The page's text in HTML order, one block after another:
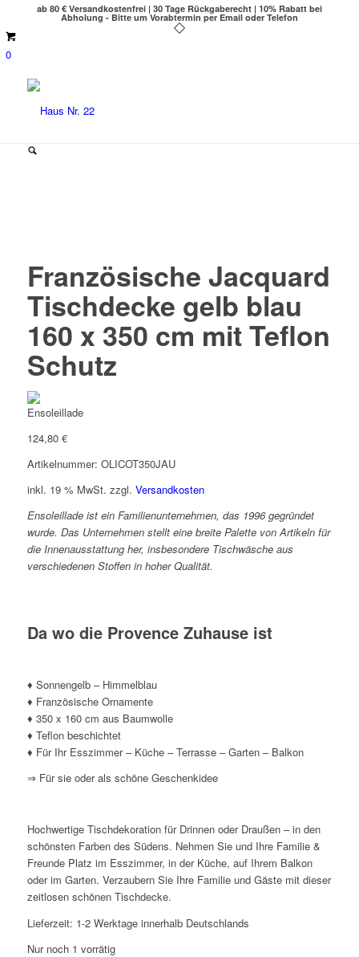
ab 80 € Versandkostenfrei | 30 Tage Rückgaberecht | 10% Rabatt bei
Abholung - Bitte um Vorabtermin per Email oder Telefon
0
Französische Jacquard
Tischdecke gelb blau
160 x 350 cm mit Teflon
Schutz
124,80 €
Artikelnummer: OLICOT350JAU
inkl. 19 % MwSt. zzgl. Versandkosten
Ensoleillade ist ein Familienunternehmen, das 1996 gegründet
wurde. Das Unternehmen stellt eine breite Palette von Artikeln für
die Innenausstattung her, insbesondere Tischwäsche aus
verschiedenen Stoffen in hoher Qualität.
Da wo die Provence Zuhause ist
♦ Sonnengelb – Himmelblau
♦ Französische Ornamente
♦ 350 x 160 cm aus Baumwolle
♦ Teflon beschichtet
♦ Für Ihr Esszimmer – Küche – Terrasse – Garten – Balkon
⇒ Für sie oder als schöne Geschenkidee
Hochwertige Tischdekoration für Drinnen oder Draußen – in den
schönsten Farben des Südens. Nehmen Sie und Ihre Familie &
Freunde Platz im Esszimmer, in der Küche, auf Ihrem Balkon
oder im Garten. Verzaubern Sie Ihre Familie und Gäste mit dieser
zeitlosen schönen Tischdecke.
Lieferzeit: 1-2 Werktage innerhalb Deutschlands
Nur noch 1 vorrätig